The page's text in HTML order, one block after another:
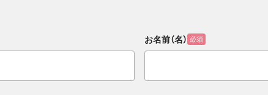
お名前（名） 必須